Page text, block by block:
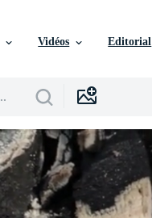
Vidéos Editorial